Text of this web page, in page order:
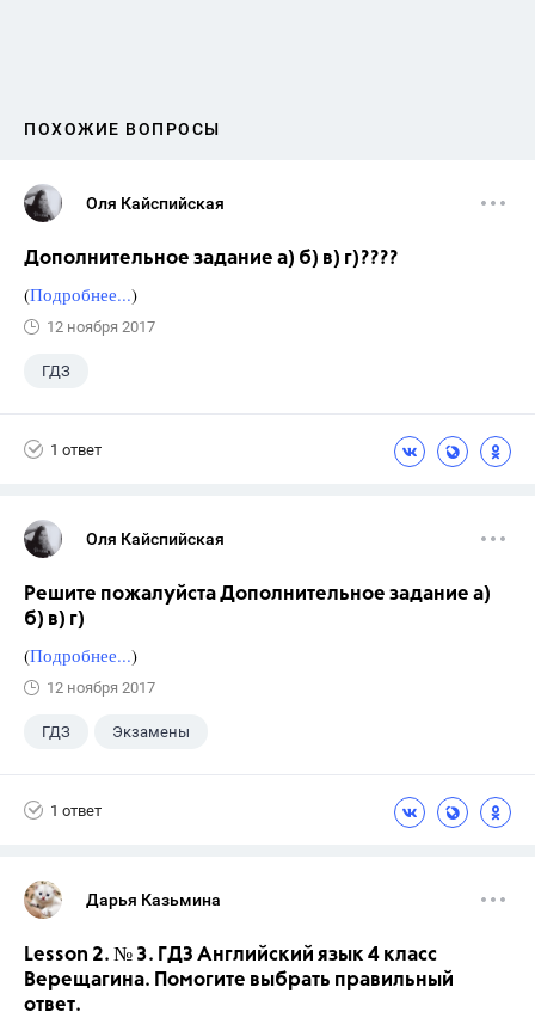
ПОХОЖИЕ ВОПРОСЫ
Оля Кайспийская
Дополнительное задание а) б) в) г)????
(Подробнее...)
12 ноября 2017
ГДЗ
1 ответ
Оля Кайспийская
Решите пожалуйста Дополнительное задание а)
б) в) г)
(Подробнее...)
12 ноября 2017
ГДЗ Экзамены
1 ответ
Дарья Казьмина
Lesson 2. № 3. ГДЗ Английский язык 4 класс
Верещагина. Помогите выбрать правильный
ответ.